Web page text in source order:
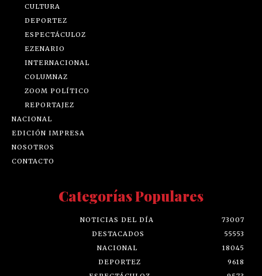
CULTURA
DEPORTEZ
ESPECTÁCULOZ
EZENARIO
INTERNACIONAL
COLUMNAZ
ZOOM POLÍTICO
REPORTAJEZ
NACIONAL
EDICIÓN IMPRESA
NOSOTROS
CONTACTO
Categorías Populares
NOTICIAS DEL DÍA
73007
DESTACADOS
55553
NACIONAL
18045
DEPORTEZ
9618